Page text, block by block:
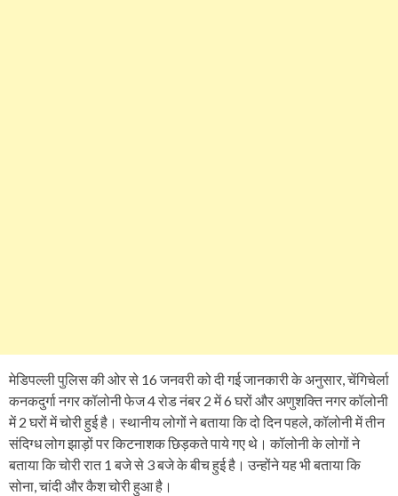
मेडिपल्ली पुलिस की ओर से 16 जनवरी को दी गई जानकारी के अनुसार, चेंगिचेर्ला
कनकदुर्गा नगर कॉलोनी फेज 4 रोड नंबर 2 में 6 घरों और अणुशक्ति नगर कॉलोनी
में 2 घरों में चोरी हुई है। स्थानीय लोगों ने बताया कि दो दिन पहले, कॉलोनी में तीन
संदिग्ध लोग झाड़ों पर किटनाशक छिड़कते पाये गए थे। कॉलोनी के लोगों ने
बताया कि चोरी रात 1 बजे से 3 बजे के बीच हुई है। उन्होंने यह भी बताया कि
सोना, चांदी और कैश चोरी हुआ है।